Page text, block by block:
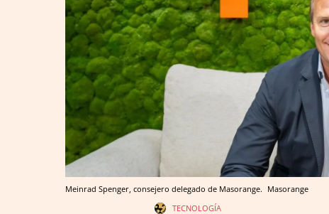
Meinrad Spenger, consejero delegado de Masorange. Masorange
TECNOLOGÍA